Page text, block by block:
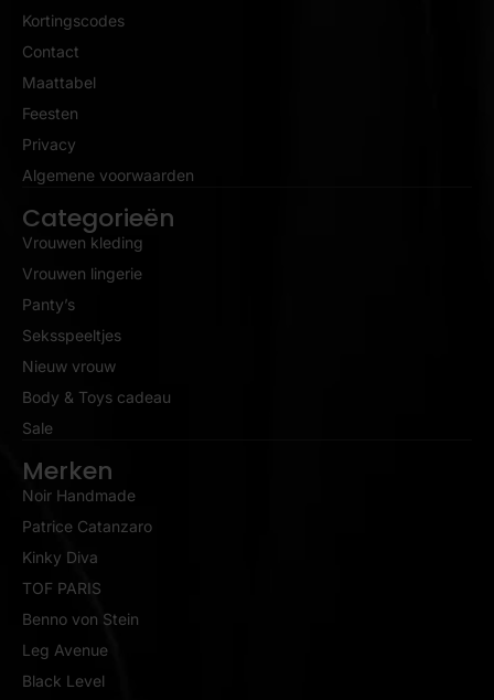
Kortingscodes
Contact
Maattabel
Feesten
Privacy
Algemene voorwaarden
Categorieën
Vrouwen kleding
Vrouwen lingerie
Panty’s
Seksspeeltjes
Nieuw vrouw
Body & Toys cadeau
Sale
Merken
Noir Handmade
Patrice Catanzaro
Kinky Diva
TOF PARIS
Benno von Stein
Leg Avenue
Black Level